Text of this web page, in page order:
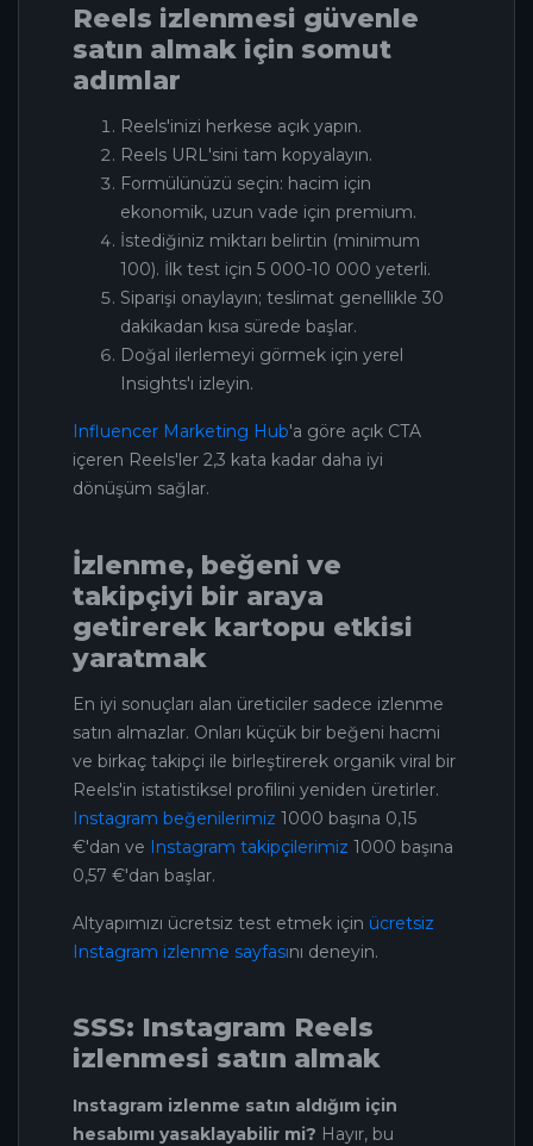
Reels izlenmesi güvenle
satın almak için somut
adımlar
Reels'inizi herkese açık yapın.
Reels URL'sini tam kopyalayın.
Formülünüzü seçin: hacim için
ekonomik, uzun vade için premium.
İstediğiniz miktarı belirtin (minimum
100). İlk test için 5 000-10 000 yeterli.
Siparişi onaylayın; teslimat genellikle 30
dakikadan kısa sürede başlar.
Doğal ilerlemeyi görmek için yerel
Insights'ı izleyin.
Influencer Marketing Hub'a göre açık CTA
içeren Reels'ler 2,3 kata kadar daha iyi
dönüşüm sağlar.
İzlenme, beğeni ve
takipçiyi bir araya
getirerek kartopu etkisi
yaratmak
En iyi sonuçları alan üreticiler sadece izlenme
satın almazlar. Onları küçük bir beğeni hacmi
ve birkaç takipçi ile birleştirerek organik viral bir
Reels'in istatistiksel profilini yeniden üretirler.
Instagram beğenilerimiz 1000 başına 0,15
€'dan ve Instagram takipçilerimiz 1000 başına
0,57 €'dan başlar.
Altyapımızı ücretsiz test etmek için ücretsiz
Instagram izlenme sayfasını deneyin.
SSS: Instagram Reels
izlenmesi satın almak
Instagram izlenme satın aldığım için
hesabımı yasaklayabilir mi? Hayır, bu